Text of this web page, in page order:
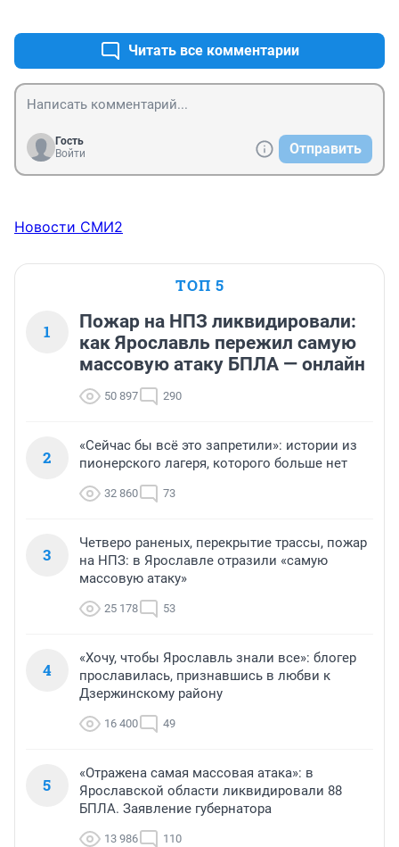
Читать все комментарии
Гость
Войти
Отправить
Новости СМИ2
ТОП 5
1
Пожар на НПЗ ликвидировали:
как Ярославль пережил самую
массовую атаку БПЛА — онлайн
50 897 290
2
«Сейчас бы всё это запретили»: истории из
пионерского лагеря, которого больше нет
32 860 73
3
Четверо раненых, перекрытие трассы, пожар
на НПЗ: в Ярославле отразили «самую
массовую атаку»
25 178 53
4
«Хочу, чтобы Ярославль знали все»: блогер
прославилась, признавшись в любви к
Дзержинскому району
16 400 49
5
«Отражена самая массовая атака»: в
Ярославской области ликвидировали 88
БПЛА. Заявление губернатора
13 986 110